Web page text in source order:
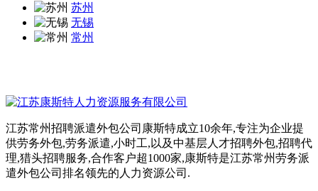
苏州
无锡
常州
江苏常州招聘派遣外包公司康斯特成立10余年,专注为企业提
供劳务外包,劳务派遣,小时工,以及中基层人才招聘外包,招聘代
理,猎头招聘服务,合作客户超1000家,康斯特是江苏常州劳务派
遣外包公司排名领先的人力资源公司.